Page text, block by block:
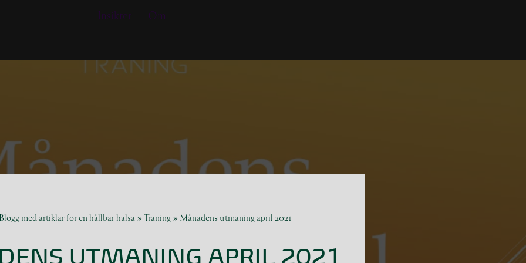
Insikter Om
Blogg med artiklar för en hållbar hälsa » Träning» Månadens utmaning april 2021
UTMANING APRIL 2021